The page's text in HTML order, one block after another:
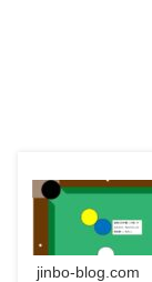
jinbo-blog.com